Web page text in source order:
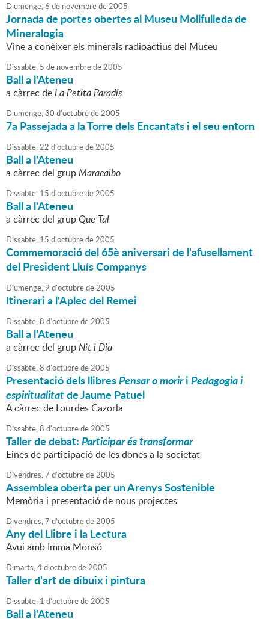
Diumenge,6 de novembrede2005
Jornada de portes obertes al Museu Mollfulleda de
Mineralogia
Vine a conèixer els minerals radioactius del Museu
Dissabte, 5 de novembrede2005
Ball a l'Ateneu
a càrrec deLa Petita Paradís
Diumenge,30 d'octubrede2005
7a Passejada a la Torre dels Encantats i el seu entorn
Dissabte,22 d'octubrede2005
Ball a l'Ateneu
a càrrec del grupMaracaibo
Dissabte, 15 d'octubrede2005
Ball a l'Ateneu
a càrrec del grupQue Tal
Dissabte, 15 d'octubrede2005
Commemoració del 65è aniversari de l'afusellament
del President Lluís Companys
Diumenge,9 d'octubrede2005
Itinerari a l'Aplec del Remei
Dissabte,8 d'octubrede2005
Ball a l'Ateneu
a càrrec del grupNit i Dia
Dissabte,8 d'octubrede2005
Presentació dels llibresPensar o moririPedagogia i
espiritualitatde Jaume Patuel
A càrrec de Lourdes Cazorla
Dissabte,8 d'octubrede2005
Taller de debat:Participar és transformar
Eines de participació de les dones a la societat
Divendres,7 d'octubrede2005
Assemblea oberta per un Arenys Sostenible
Memòria i presentació de nous projectes
Divendres,7 d'octubrede2005
Any del Llibre i la Lectura
Avui amb Imma Monsó
Dimarts,4d'octubrede2005
Taller d'art de dibuix i pintura
Dissabte, 1 d'octubrede2005
Ball a l'Ateneu